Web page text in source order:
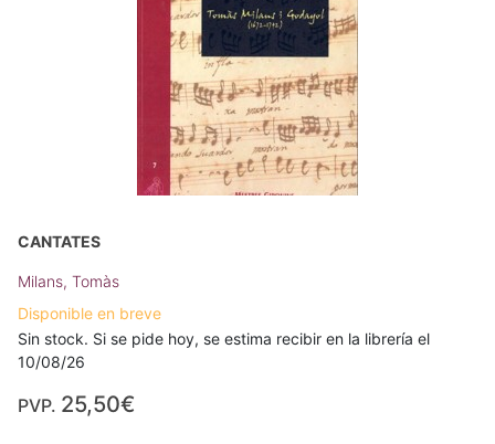
CANTATES
Milans, Tomàs
Disponible en breve
Sin stock. Si se pide hoy, se estima recibir en la librería el
10/08/26
PVP. 25,50€